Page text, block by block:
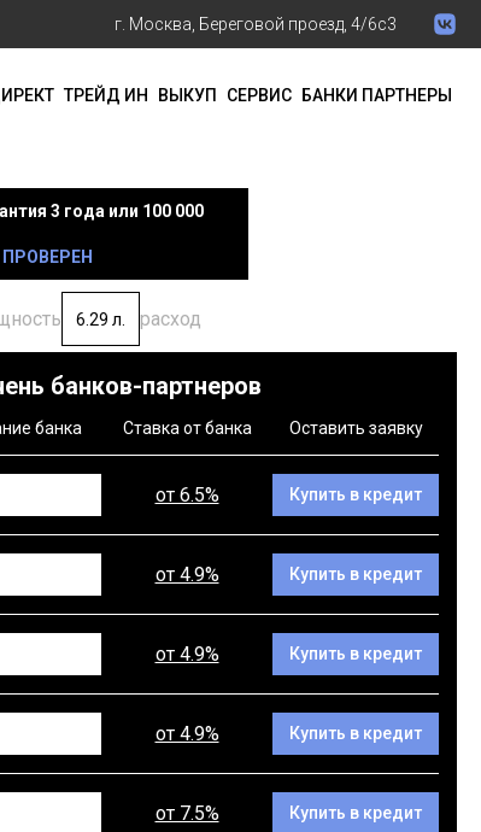
г. Москва, Береговой проезд, 4/6с3
ТРЕЙД ИН ВЫКУП СЕРВИС БАНКИ ПАРТНЕРЫ
3 года или 100 000
ПРОВЕРЕН
6.29 л. расход
банков-партнеров
банка Ставка от банка Оставить заявку
от 6.5% Купить в кредит
от 4.9% Купить в кредит
от 4.9% Купить в кредит
от 4.9% Купить в кредит
от 7.5% Купить в кредит